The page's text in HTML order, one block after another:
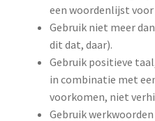
een woordenlijst
Gebruik niet meer
dit dat, daar).
Gebruik positieve
in combinatie met
voorkomen, niet
Gebruik